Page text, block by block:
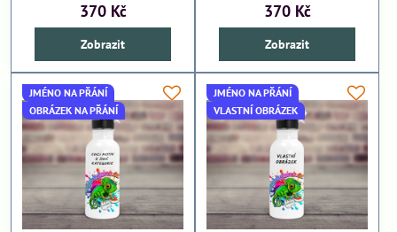
370 Kč
Zobrazit
370 Kč
Zobrazit
JMÉNO NA PŘÁNÍ
OBRÁZEK NA PŘÁNÍ
JMÉNO NA PŘÁNÍ
VLASTNÍ OBRÁZEK